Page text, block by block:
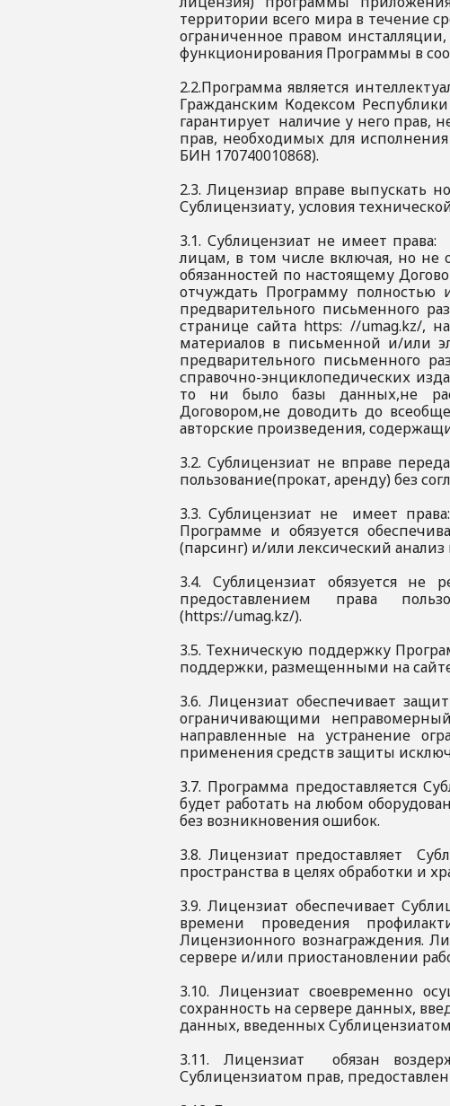
территории всего мира в течение
ограниченное правом
функционирования Программы в
2.2.Программа является
Гражданским Кодексом
гарантирует наличие у него прав,
прав, необходимых для
БИН 170740010868).
2.3. Лицензиар вправе выпускать
Сублицензиату, условия
3.1. Сублицензиат не имеет
лицам, в том числе включая, но не
обязанностей по настоящему
отчуждать Программу полностью
предварительного письменного
странице сайта https: //umag.kz/,
материалов в письменной и/или
предварительного письменного
справочно-энциклопедических
то ни было базы данных,не
Договором,не доводить до
авторские произведения,
3.2. Сублицензиат не вправе
пользование(прокат, аренду) без
3.3. Сублицензиат не имеет
Программе и обязуется
(парсинг) и/или лексический
3.4. Сублицензиат обязуется
предоставлением права
(https://umag.kz/).
3.5. Техническую поддержку
поддержки, размещенными на
3.6. Лицензиат обеспечивает
ограничивающими
направленные на устранение
применения средств защиты
3.7. Программа предоставляется
будет работать на любом
без возникновения ошибок.
3.8. Лицензиат предоставляет
пространства в целях обработки и
3.9. Лицензиат обеспечивает
времени проведения
Лицензионного вознаграждения.
сервере и/или приостановлении
3.10. Лицензиат своевременно
сохранность на сервере данных,
данных, введенных
3.11. Лицензиат обязан
Сублицензиатом прав,